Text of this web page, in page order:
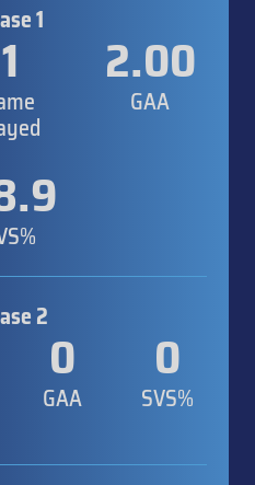
1
1 2.00
GAA
2
0
GAA
0
SVS%